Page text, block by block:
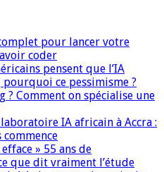
pour lancer votre
coder
pensent que l’IA
ce pessimisme ?
? Comment on spécialise une
IA africain à Accra :
» 55 ans de
que dit vraiment l’étude